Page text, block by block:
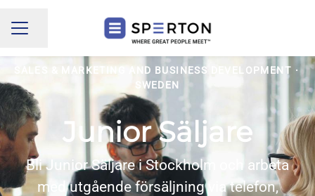
CAREER MENU
Share page
SALES & MARKETING AND BUSINESS DEVELOPMENT ·
SWEDEN
Junior Säljare
Bli Junior Säljare i Stockholm och arbeta
med utgående försäljning via telefon,